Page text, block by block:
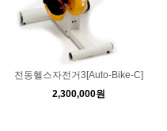
전동헬스자전거3[Auto-Bike-C]
2,300,000원